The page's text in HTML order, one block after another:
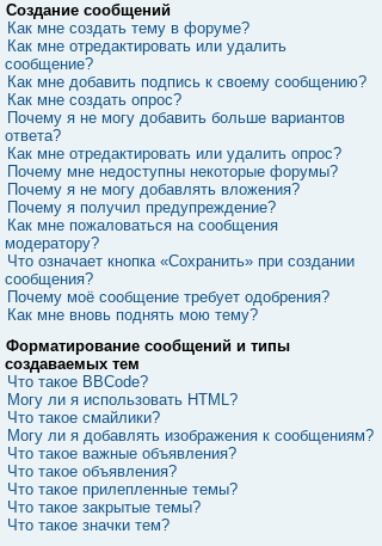
Создание сообщений
Как мне создать тему в форуме?
Как мне отредактировать или удалить
сообщение?
Как мне добавить подпись к своему сообщению?
Как мне создать опрос?
Почему я не могу добавить больше вариантов
ответа?
Как мне отредактировать или удалить опрос?
Почему мне недоступны некоторые форумы?
Почему я не могу добавлять вложения?
Почему я получил предупреждение?
Как мне пожаловаться на сообщения
модератору?
Что означает кнопка «Сохранить» при создании
сообщения?
Почему моё сообщение требует одобрения?
Как мне вновь поднять мою тему?
Форматирование сообщений и типы
создаваемых тем
Что такое BBCode?
Могу ли я использовать HTML?
Что такое смайлики?
Могу ли я добавлять изображения к сообщениям?
Что такое важные объявления?
Что такое объявления?
Что такое прилепленные темы?
Что такое закрытые темы?
Что такое значки тем?